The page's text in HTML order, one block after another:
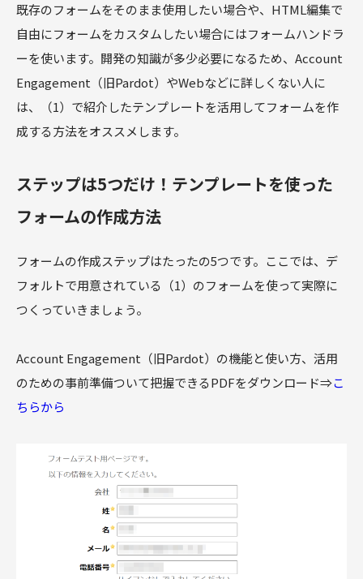
既存のフォームをそのまま使用したい場合や、HTML編集で
自由にフォームをカスタムしたい場合にはフォームハンドラ
ーを使います。開発の知識が多少必要になるため、Account
Engagement（旧Pardot）やWebなどに詳しくない人に
は、（1）で紹介したテンプレートを活用してフォームを作
成する方法をオススメします。
ステップは5つだけ！テンプレートを使った
フォームの作成方法
フォームの作成ステップはたったの5つです。ここでは、デ
フォルトで用意されている（1）のフォームを使って実際に
つくっていきましょう。
Account Engagement（旧Pardot）の機能と使い方、活用
のための事前準備ついて把握できるPDFをダウンロード⇒こ
ちらから